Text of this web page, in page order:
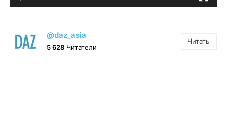
@daz_asia
5 628 Читатели
Читать